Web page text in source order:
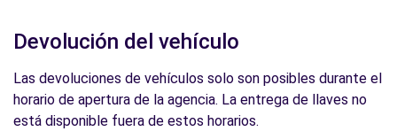
Devolución del vehículo
Las devoluciones de vehículos solo son posibles durante el
horario de apertura de la agencia. La entrega de llaves no
está disponible fuera de estos horarios.